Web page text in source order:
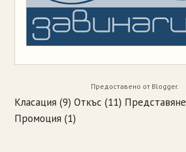
Предоставено от Blogger.
Класация (9) Откъс (11) Представяне
Промоция (1)